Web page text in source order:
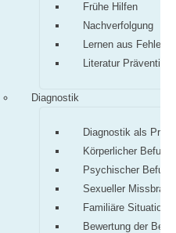
Frühe Hilfen
Nachverfolgung
Lernen aus Fehlern
Literatur Prävention
Diagnostik
Diagnostik als
Körperlicher Befund
Psychischer Befund
Sexueller
Familiäre Situation
Bewertung der